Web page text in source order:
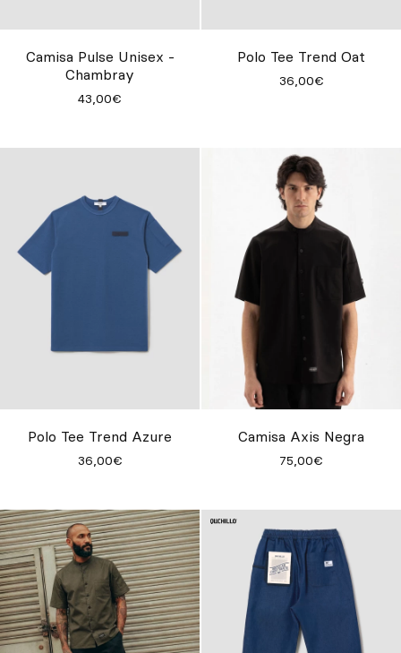
Camisa Pulse Unisex -
Chambray
43,00€
Polo Tee Trend Oat
36,00€
Polo Tee Trend Azure
36,00€
Camisa Axis Negra
75,00€